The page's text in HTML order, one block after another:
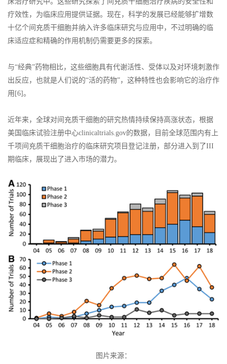
疗效性，为临床应用提供证据。现在，科学的发展已经能够扩增数
十亿个间充质干细胞并纳入许多临床研究与应用中，不过明确的临
床适应症和精确的作用机制仍需要更多的探索。
与“经典”药物相比，这些细胞具有代谢活性、受体以及对环境刺激作
出反应，也就是人们说的“活的药物”，这种特性也会影响它的治疗作
用[6]。
近年来，全球对间充质干细胞的研究热情持续保持高涨状态，根据
美国临床试验注册中心clinicaltrials.gov的数据，目前全球范围内有上
千项间充质干细胞治疗的临床研究项目登记注册，部分进入到了III
期临床，展现出了进入市场的潜力。
图片来源：